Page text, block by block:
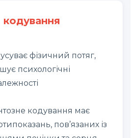
фізичний потяг,
психологічні
кодування має
пов’язаних із